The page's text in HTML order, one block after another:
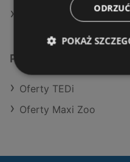
Sklepy Pepco w
Podobne sklepy
Oferty TEDi
Oferty Maxi Zoo
POKAŻ